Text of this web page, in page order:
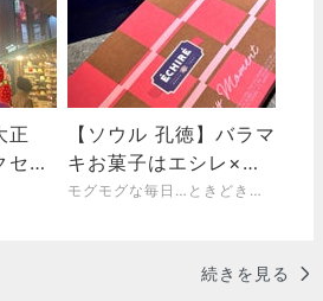
正
セン
ュ
【ソウル 孔徳】バラマ
キお菓子はエシレ×パ
リバケ♡PARIS
モグモグな毎日…ときどきソウル
続きを見る